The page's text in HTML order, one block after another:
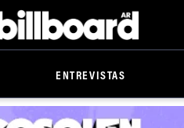
Billboard
ENTREVISTAS